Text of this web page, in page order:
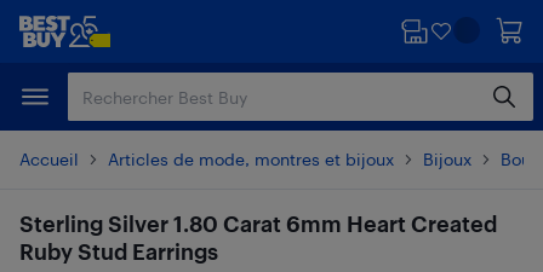
Passer
principal
Passer
Accueil Articles de mode, montres et bijoux Bijoux
Sterling Silver 1.80 Carat 6mm Heart Created
Ruby Stud Earrings